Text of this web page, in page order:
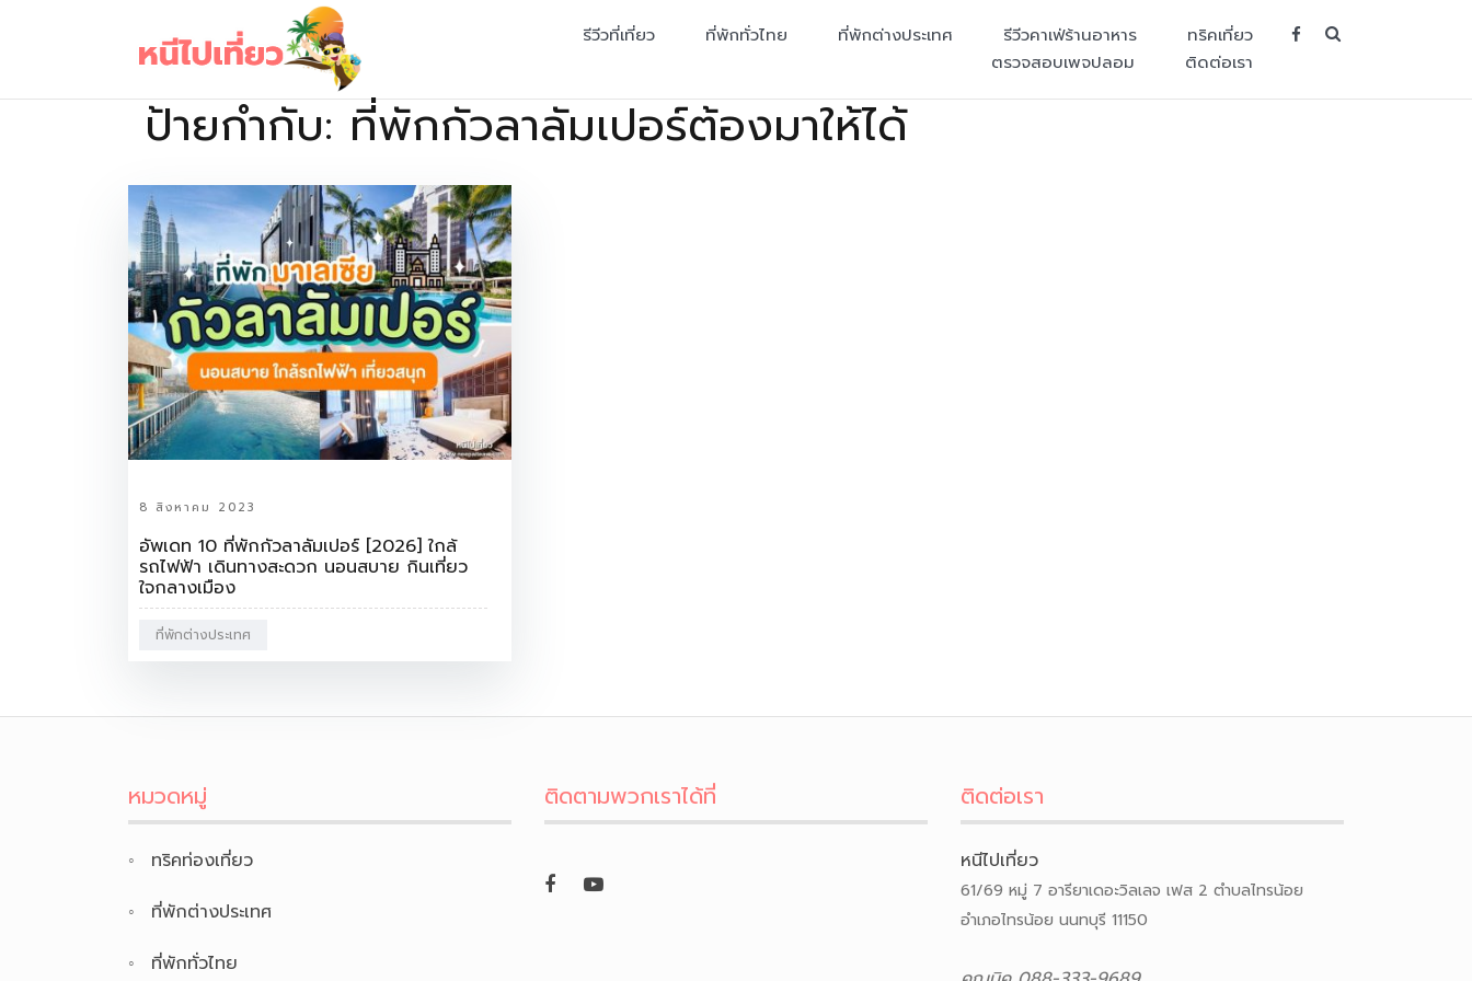
เว็บไซต์รวบรวมที่พัก ที่เที่ยว ที่กิน ไว้ในที่เดียว
รีวีวที่เที่ยว ที่พักทั่วไทย ที่พักต่างประเทศ รีวีวคาเฟ่ร้านอาหาร
ทริคเที่ยว
ตรวจสอบเพจปลอม
ติดต่อเรา
ป้ายกำกับ: ที่พักกัวลาลัมเปอร์ต้องมาให้ได้
8 สิงหาคม 2023
อัพเดท 10 ที่พักกัวลาลัมเปอร์ [2026] ใกล้
รถไฟฟ้า เดินทางสะดวก นอนสบาย กินเที่ยว
ใจกลางเมือง
ที่พักต่างประเทศ
หมวดหมู่
ทริคท่องเที่ยว
ที่พักต่างประเทศ
ที่พักทั่วไทย
ติดตามพวกเราได้ที่ ติดต่อเรา
หนีไปเที่ยว
61/69 หมู่ 7 อารียาเดอะวิลเลจ เฟส 2 ตำบลไทรน้อย
อำเภอไทรน้อย นนทบุรี 11150